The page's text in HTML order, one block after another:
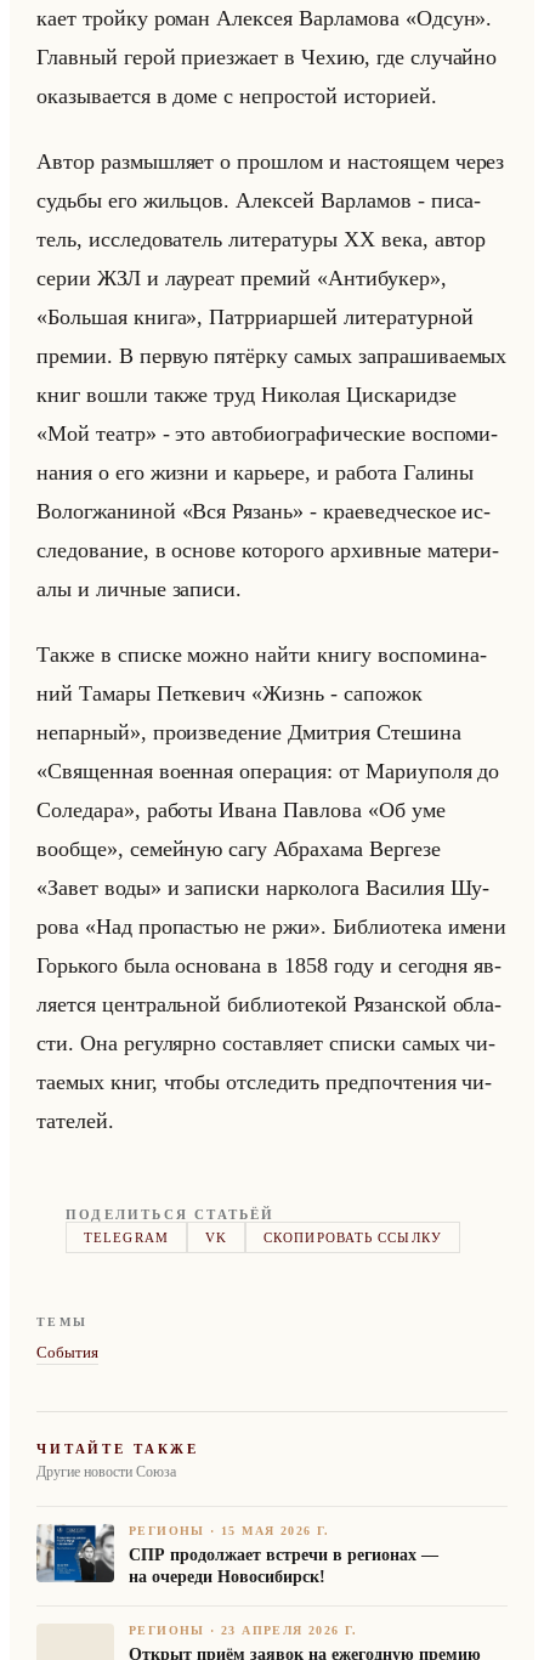
ка­ет тройку роман Алек­сея Вар­ла­мо­ва «Одсун».
Глав­ный герой при­ез­жа­ет в Чехию, где слу­чайно
ока­зы­ва­ет­ся в доме с непро­стой ис­то­ри­ей.
Автор раз­мыш­ля­ет о про­шлом и на­сто­ящем через
судьбы его жильцов. Алек­сей Вар­ла­мов - пи­са­
тель, ис­сле­до­ва­тель ли­те­ра­ту­ры XX века, автор
серии ЖЗЛ и ла­уре­ат пре­мий «Антибукер»,
«Большая книга», Патр­ри­ар­шей ли­те­ра­тур­ной
пре­мии. В первую пя­тёр­ку самых за­пра­ши­ва­емых
книг вошли также труд Ни­ко­лая Цис­ка­рид­зе
«Мой театр» - это ав­то­био­гра­фи­че­ские вос­по­ми­
на­ния о его жизни и ка­рье­ре, и ра­бо­та Га­ли­ны
Во­лог­жа­ни­ной «Вся Рязань» - кра­евед­че­ское ис­
сле­до­ва­ние, в ос­но­ве ко­то­ро­го ар­хив­ные ма­те­ри­
алы и лич­ные за­пи­си.
Также в спис­ке можно найти книгу вос­по­ми­на­
ний Та­ма­ры Пет­ке­вич «Жизнь - сапожок
непарный», про­из­ве­де­ние Дмит­рия Сте­ши­на
«Священная военная операция: от Мариуполя до
Соледара», ра­бо­ты Ивана Пав­ло­ва «Об уме
вообще», се­мейную сагу Аб­ра­ха­ма Вер­ге­зе
«Завет воды» и за­пис­ки нар­ко­ло­га Ва­си­лия Шу­
ро­ва «Над пропастью не ржи». Биб­лио­те­ка имени
Горько­го была ос­но­ва­на в 1858 году и се­год­ня яв­
ля­ет­ся цен­тральной биб­лио­те­кой Ря­зан­ской об­ла­
сти. Она ре­гу­ляр­но со­став­ля­ет спис­ки самых чи­
та­емых книг, чтобы от­сле­дить пред­по­чте­ния чи­
та­те­лей.
ПОДЕЛИТЬСЯ СТАТЬЁЙ
TELEGRAM
VK СКОПИРОВАТЬ ССЫЛКУ
ТЕМЫ
События
ЧИТАЙТЕ ТАКЖЕ
Другие новости Союза
РЕГИОНЫ · 15 МАЯ 2026 Г.
СПР продолжает встречи в регионах —
на очереди Новосибирск!
РЕГИОНЫ ·23 АПРЕЛЯ 2026 Г.
Открыт приём заявок на ежегодную премию